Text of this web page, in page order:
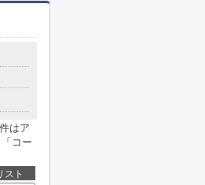
はア
コー
スト